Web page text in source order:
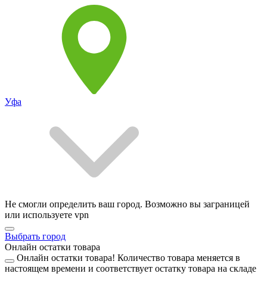
Уфа
Не смогли определить ваш город. Возможно вы заграницей
или используете vpn
Выбрать город
Онлайн остатки товара
Онлайн остатки товара! Количество товара меняется в
настоящем времени и соответствует остатку товара на складе